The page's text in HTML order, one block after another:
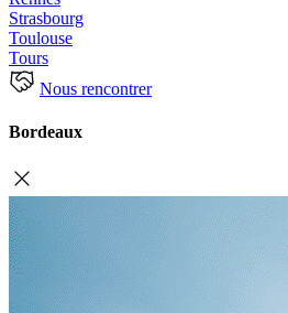
Strasbourg
Toulouse
Tours
Nous rencontrer
Bordeaux